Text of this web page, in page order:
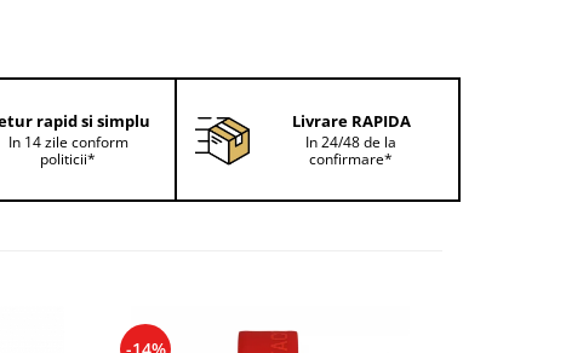
rapid si simplu
In 14 zile conform
politicii*
Livrare RAPIDA
In 24/48 de la
confirmare*